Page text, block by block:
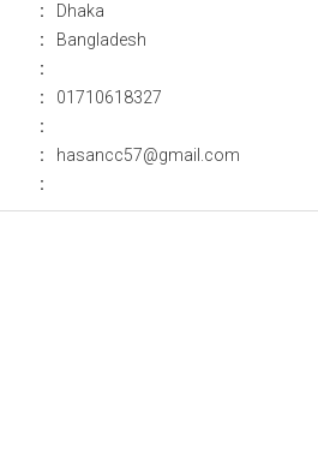
:
Dhaka
:
Bangladesh
:
:
01710618327
:
:
hasancc57@gmail.com
: